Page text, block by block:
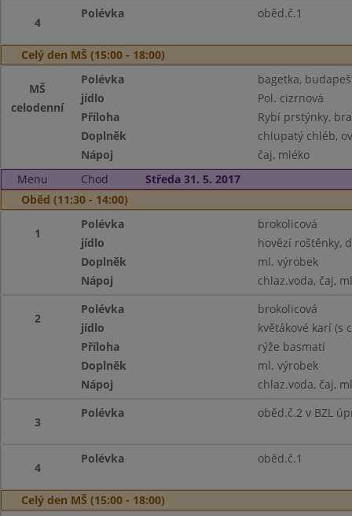
4
Polévka oběd.č.1
Celý den MŠ (15:00 - 18:00)
MŠ
celodenní
Polévka
bagetka,
jídlo
Pol. cizrnová
Příloha
Rybí prstýnky,
Doplněk
chlupatý chléb,
Nápoj
čaj, mléko
Menu
Chod
Středa 31. 5. 2017
Oběd (11:30 - 14:00)
1
Polévka
brokolicová
jídlo
hovězí roštěnky,
Doplněk
ml. výrobek
Nápoj
chlaz.voda, čaj,
2
Polévka
brokolicová
jídlo
květákové karí (s
Příloha
rýže basmati
Doplněk
ml. výrobek
Nápoj
chlaz.voda, čaj,
3
Polévka oběd.č.2 v BZL
4
Polévka oběd.č.1
Celý den MŠ (15:00 - 18:00)